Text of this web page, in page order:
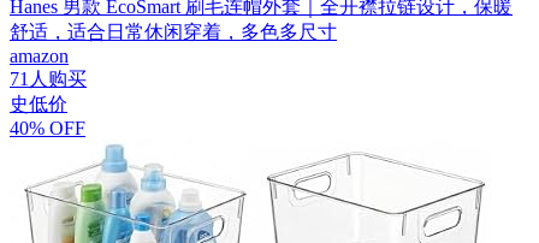
Hanes 男款 EcoSmart 刷毛连帽外套｜全开襟拉链设计，保暖
舒适，适合日常休闲穿着，多色多尺寸
amazon
71人购买
史低价
40% OFF